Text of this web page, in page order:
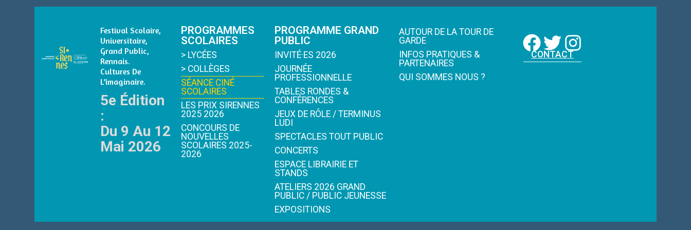
Festival Scolaire,
Universitaire,
Grand Public,
Rennais.
Cultures De
L’imaginaire.
5e Édition
:
Du 9 Au 12
Mai 2026
PROGRAMMES
SCOLAIRES
> LYCÉES
> COLLÈGES
SÉANCE CINÉ
SCOLAIRES
LES PRIX SIRENNES
2025 2026
CONCOURS DE
NOUVELLES
SCOLAIRES 2025-
2026
PROGRAMME GRAND
PUBLIC
INVITÉ·ES 2026
JOURNÉE
PROFESSIONNELLE
TABLES RONDES &
CONFÉRENCES
JEUX DE RÔLE / TERMINUS
LUDI
SPECTACLES TOUT PUBLIC
CONCERTS
ESPACE LIBRAIRIE ET
STANDS
ATELIERS 2026 GRAND
PUBLIC / PUBLIC JEUNESSE
EXPOSITIONS
AUTOUR DE LA TOUR DE
GARDE
INFOS PRATIQUES &
PARTENAIRES
QUI SOMMES NOUS ?
CONTACT